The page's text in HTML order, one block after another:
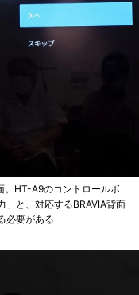
。HT-A9のコントロールボ
」と、対応するBRAVIA背面
必要がある